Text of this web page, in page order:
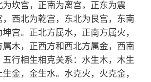
为坎宫，正南为离宫，正东为震
，西北为乾宫，东北为艮宫，东南
宫。正北方属水，正南方属火，
属木，正西方和西北方属金，西南
五行相生相克关系：水生木，木生
金，金生水。水克火，火克金，